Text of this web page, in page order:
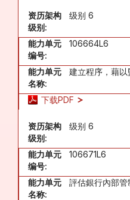
资历架构
级别:
级别 6
能力单元
编号:
106664L6
能力单元
名称:
建立程序，藉
下载PDF
资历架构
级别:
级别 6
能力单元
编号:
106671L6
能力单元
名称:
評估銀行內部管